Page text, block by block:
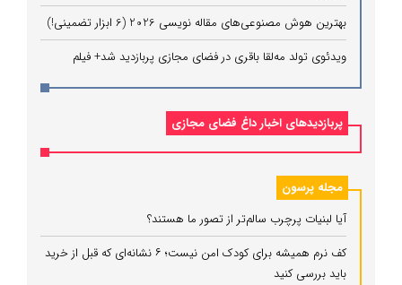
بهترین هوش مصنوعی‌های مقاله نویسی 2026 (6 ابزار تضمینی!)
ویدئوی تولد مه‌لقا باقری در فضای مجازی پربازدید شد+ فیلم
پربازدیدهای اخبار داغ فضای مجازی
مجله پرسون
آیا لبنیات پرچرب سالم‌تر از تصور ما هستند؟
کف نرم همیشه برای کودک امن نیست؛ ۶ نشانه‌ای که قبل از خرید
باید بررسی کنید